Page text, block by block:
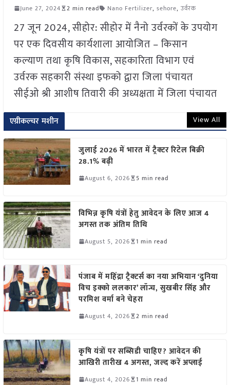
June 27, 2024 2 min read Nano Fertilizer, sehore, उर्वरक
27 जून 2024, सीहोर: सीहोर में नैनो उर्वरकों के उपयोग
पर एक दिवसीय कार्यशाला आयोजित – किसान
कल्याण तथा कृषि विकास, सहकारिता विभाग एवं
उर्वरक सहकारी संस्था इफको द्वारा जिला पंचायत
सीईओ श्री आशीष तिवारी की अध्यक्षता में जिला पंचायत
एग्रीकल्चर मशीन View All
जुलाई 2026 में भारत में ट्रैक्टर रिटेल बिक्री
28.1% बढ़ी
August 6, 2026 5 min read
विभिन्न कृषि यंत्रों हेतु आवेदन के लिए आज 4
अगस्त तक अंतिम तिथि
August 5, 2026 1 min read
पंजाब में महिंद्रा ट्रैक्टर्स का नया अभियान ‘दुनिया
विच इक्को ललकार’ लॉन्च, सुखबीर सिंह और
परमिश वर्मा बने चेहरा
August 4, 2026 2 min read
कृषि यंत्रों पर सब्सिडी चाहिए? आवेदन की
आखिरी तारीख 4 अगस्त, जल्द करें अप्लाई
August 4, 2026 1 min read